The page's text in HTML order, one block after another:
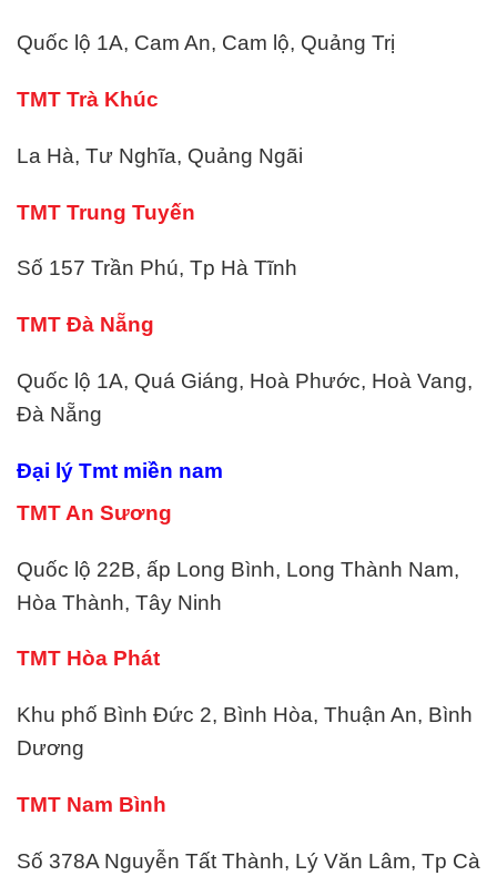
Quốc lộ 1A, Cam An, Cam lộ, Quảng Trị
TMT Trà Khúc
La Hà, Tư Nghĩa, Quảng Ngãi
TMT Trung Tuyến
Số 157 Trần Phú, Tp Hà Tĩnh
TMT Đà Nẵng
Quốc lộ 1A, Quá Giáng, Hoà Phước, Hoà Vang,
Đà Nẵng
Đại lý Tmt miền nam
TMT An Sương
Quốc lộ 22B, ấp Long Bình, Long Thành Nam,
Hòa Thành, Tây Ninh
TMT Hòa Phát
Khu phố Bình Đức 2, Bình Hòa, Thuận An, Bình
Dương
TMT Nam Bình
Số 378A Nguyễn Tất Thành, Lý Văn Lâm, Tp Cà